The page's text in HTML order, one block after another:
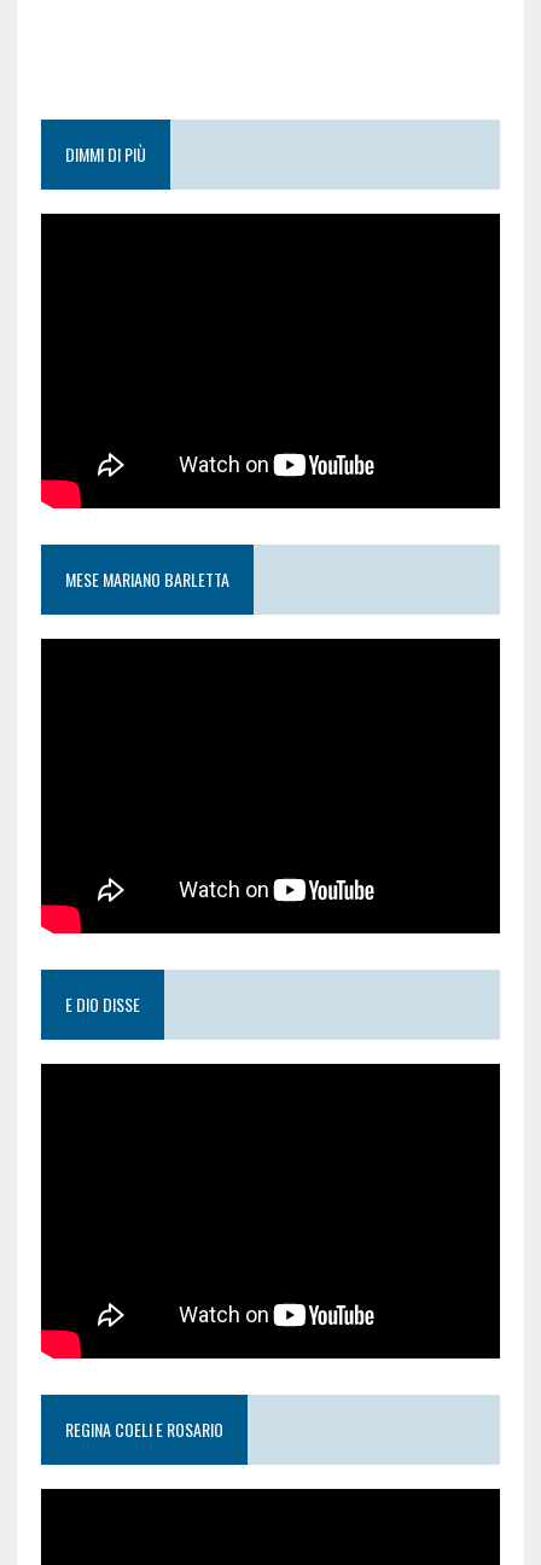
DIMMI DI PIÙ
MESE MARIANO BARLETTA
E DIO DISSE
REGINA COELI E ROSARIO